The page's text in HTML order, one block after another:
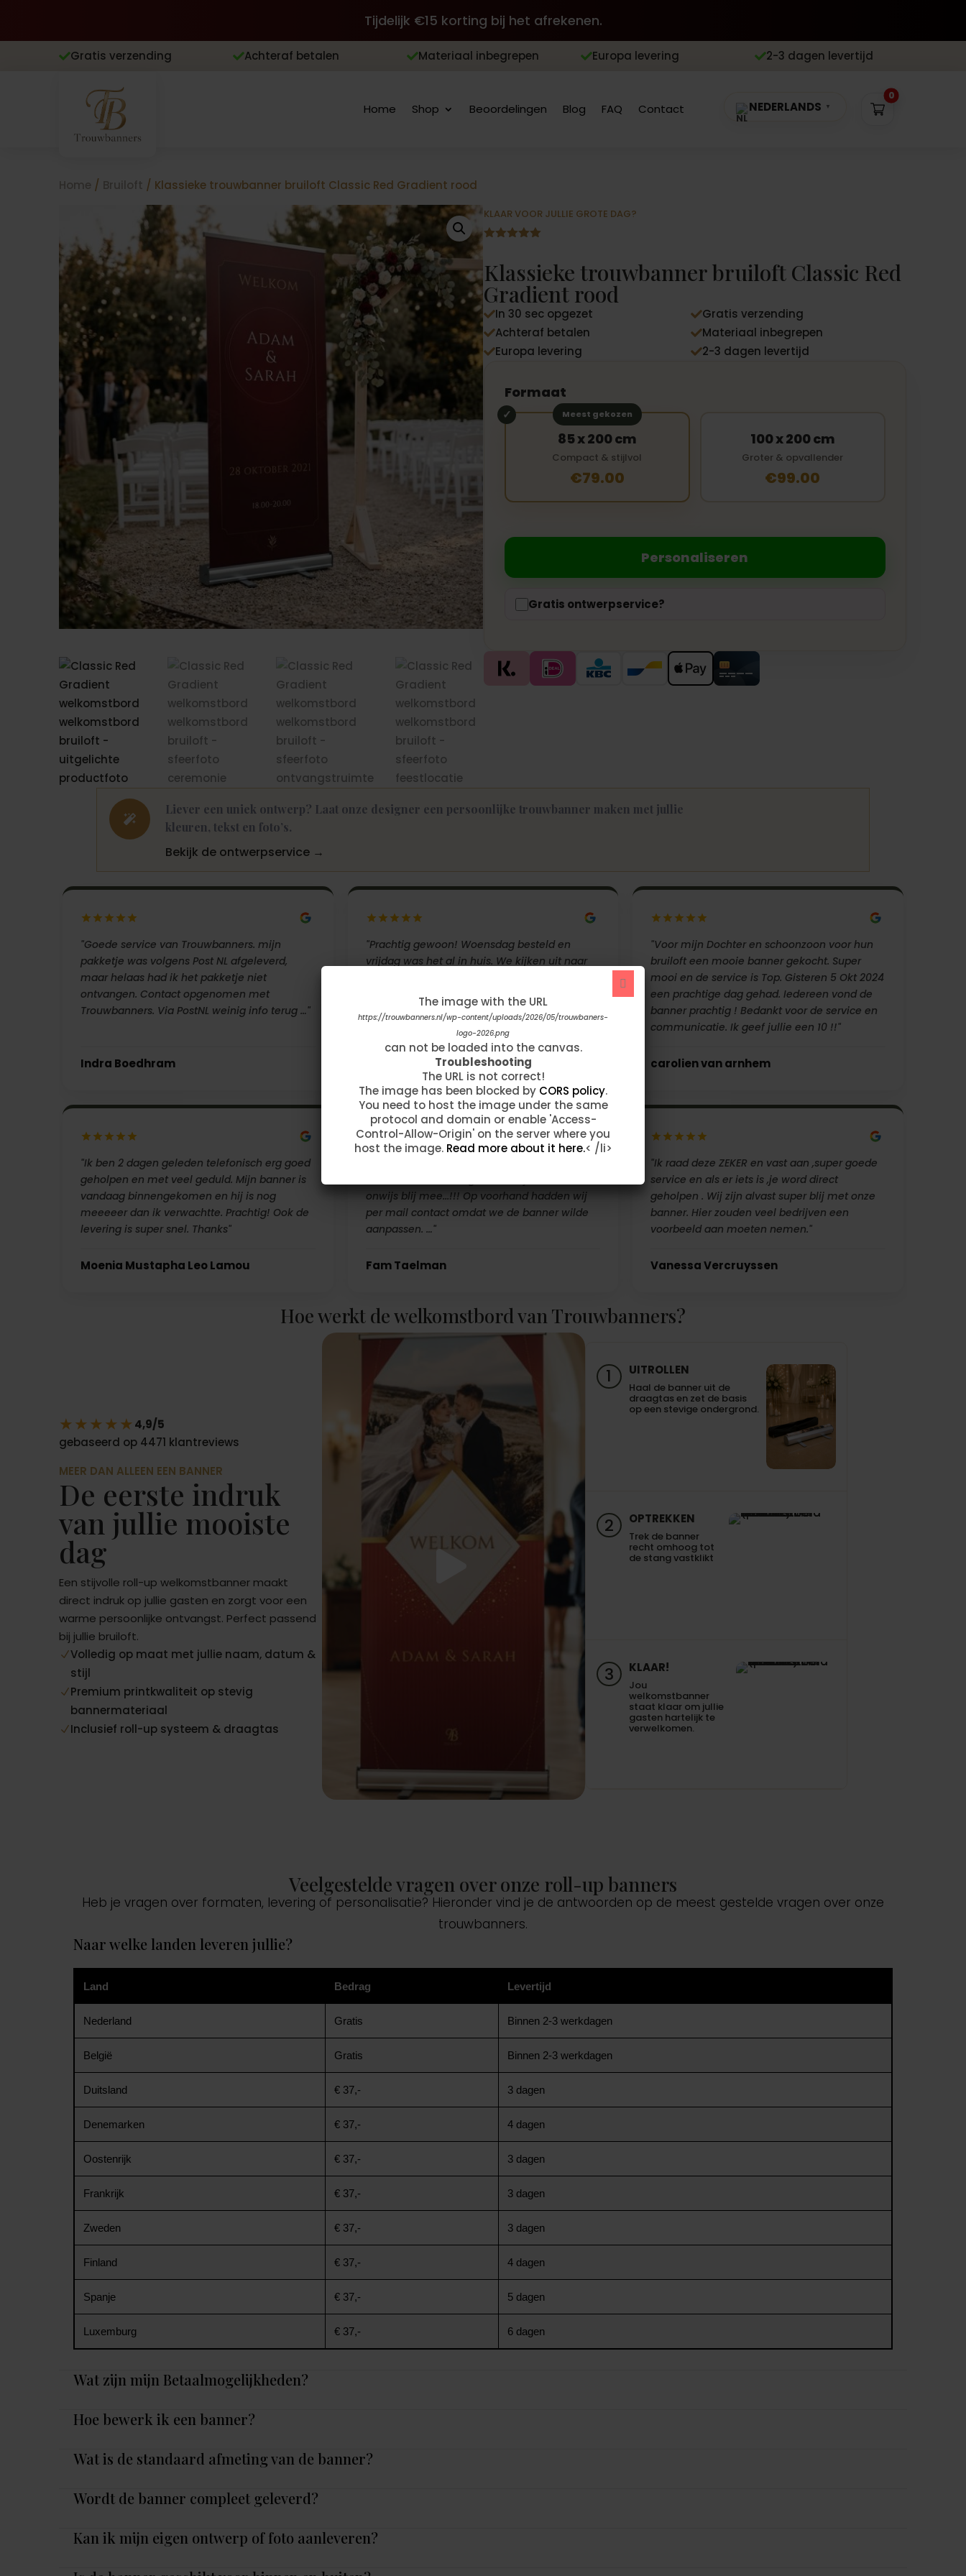
Tijdelijk €15 korting bij het afrekenen.
Gratis verzending Achteraf betalen Materiaal inbegrepen Europa levering 2-3 dagen levertijd
Home Shop Beoordelingen Blog FAQ Contact NEDERLANDS ▼
0
Home / Bruiloft / Klassieke trouwbanner bruiloft Classic Red Gradient rood
KLAAR VOOR JULLIE GROTE DAG?
5
gebaseerd
op
klantbeoord
elingen
Klassieke trouwbanner bruiloft Classic Red
Gradient rood
In 30 sec opgezet Gratis verzending
Achteraf betalen Materiaal inbegrepen
Europa levering 2-3 dagen levertijd
Formaat
Meest gekozen
85 x 200 cm
Compact & stijlvol
€79.00
100 x 200 cm
Groter & opvallender
€99.00
Personaliseren
Gratis ontwerpservice?

Liever een uniek ontwerp? Laat onze designer een persoonlijke trouwbanner maken met jullie
kleuren, tekst en foto’s.
Bekijk de ontwerpservice →
"Goede service van Trouwbanners. mijn
pakketje was volgens Post NL afgeleverd,
maar helaas had ik het pakketje niet
ontvangen. Contact opgenomen met
Trouwbanners. Via PostNL weinig info terug …"
Indra Boedhram
"Prachtig gewoon! Woensdag besteld en
vrijdag was het al in huis. We kijken uit naar
iedereen ☺️"
Kimberly Ashton
"Voor mijn Dochter en schoonzoon voor hun
bruiloft een mooie banner gekocht. Super
mooi en de service is Top. Gisteren 5 Okt 2024
een prachtige dag gehad. Iedereen vond de
banner prachtig ! Bedankt voor de service en
communicatie. Ik geef jullie een 10 !!"
carolien van arnhem
"Ik ben 2 dagen geleden telefonisch erg goed
geholpen en met veel geduld. Mijn banner is
vandaag binnengekomen en hij is nog
meeeeer dan ik verwachtte. Prachtig! Ook de
levering is super snel. Thanks"
Moenia Mustapha Leo Lamou
onwijs blij mee...!!! Op voorhand hadden wij
per mail contact omdat we de banner wilde
aanpassen. …"
Fam Taelman
"Ik raad deze ZEKER en vast aan ,super goede
service en als er iets is ,je word direct
geholpen . Wij zijn alvast super blij met onze
banner. Hier zouden veel bedrijven een
voorbeeld aan moeten nemen."
Vanessa Vercruyssen
Hoe werkt de welkomstbord van Trouwbanners?
★★★★★4,9/5
gebaseerd op 4471 klantreviews
MEER DAN ALLEEN EEN BANNER
De eerste indruk
van jullie mooiste
dag
Een stijvolle roll-up welkomstbanner maakt
direct indruk op jullie gasten en zorgt voor een
warme persoonlijke ontvangst. Perfect passend
bij jullie bruiloft.
NVolledig op maat met jullie naam, datum &
stijl
NPremium printkwaliteit op stevig
bannermateriaal
NInclusief roll-up systeem & draagtas
1 UITROLLEN
Haal de banner uit de
draagtas en zet de basis
op een stevige ondergrond.
2 OPTREKKEN
Trek de banner
recht omhoog tot
de stang vastklikt
3 KLAAR!
Jou
welkomstbanner
staat klaar om jullie
gasten hartelijk te
verwelkomen.
Veelgestelde vragen over onze roll-up banners
Heb je vragen over formaten, levering of personalisatie? Hieronder vind je de antwoorden op de meest gestelde vragen over onze
trouwbanners.
Naar welke landen leveren jullie?
Land Bedrag Levertijd
Nederland Gratis Binnen 2-3 werkdagen
België Gratis Binnen 2-3 werkdagen
Duitsland € 37,- 3 dagen
Denemarken € 37,- 4 dagen
Oostenrijk € 37,- 3 dagen
Frankrijk € 37,- 3 dagen
Zweden € 37,- 3 dagen
Finland € 37,- 4 dagen
Spanje € 37,- 5 dagen
Luxemburg € 37,- 6 dagen
Wat zijn mijn Betaalmogelijkheden?
Hoe bewerk ik een banner?
Wat is de standaard afmeting van de banner?
Wordt de banner compleet geleverd?
Kan ik mijn eigen ontwerp of foto aanleveren?
The image with the URL
https://trouwbanners.nl/wp-content/uploads/2021/08/Clasic-Red-
Gradient.jpg
can not be loaded into the canvas.
Troubleshooting
The URL is not correct!
The image has been blocked by CORS policy.
You need to host the image under the same
protocol and domain or enable 'Access-
Control-Allow-Origin' on the server where you
host the image. Read more about it here.< /li>
The image with the URL
https://trouwbanners.nl/wp-content/uploads/2026/05/trouwbaners-
logo-2026.png
can not be loaded into the canvas.
Troubleshooting
The URL is not correct!
The image has been blocked by CORS policy.
You need to host the image under the same
protocol and domain or enable 'Access-
Control-Allow-Origin' on the server where you
host the image. Read more about it here.< /li>